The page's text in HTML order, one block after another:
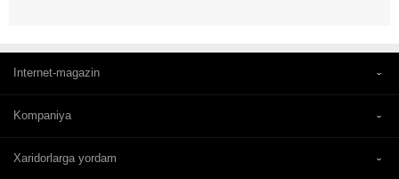
Internet-magazin
Kompaniya
Xaridorlarga yordam